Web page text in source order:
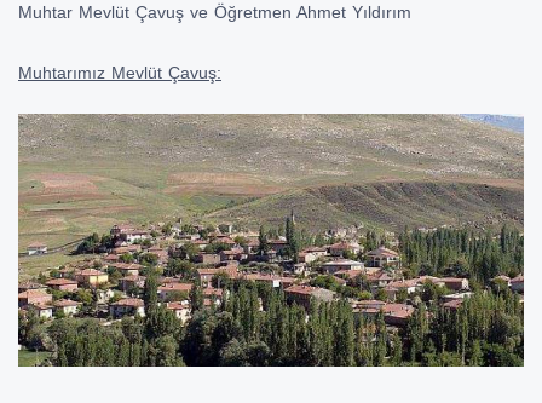
Muhtar Mevlüt Çavuş ve Öğretmen Ahmet Yıldırım
Muhtarımız Mevlüt Çavuş: